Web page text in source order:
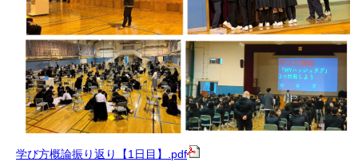
学び方概論振り返り【1日目】.pdf